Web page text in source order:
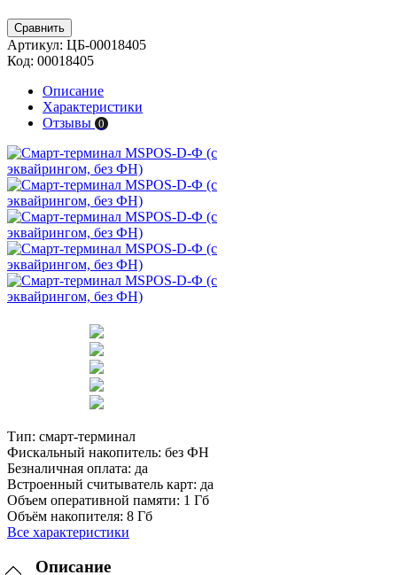
Сравнить
Артикул: ЦБ-00018405
Код: 00018405
Описание
Характеристики
Отзывы 0
Тип: смарт-терминал
Фискальный накопитель: без ФН
Безналичная оплата: да
Встроенный считыватель карт: да
Объем оперативной памяти: 1 Гб
Объём накопителя: 8 Гб
Все характеристики
Описание